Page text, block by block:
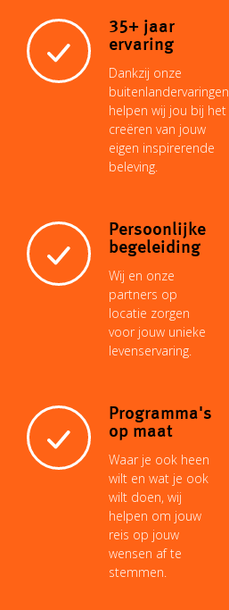
35+ jaar
ervaring
Dankzij onze
buitenlandervaringen
helpen wij jou bij het
creëren van jouw
eigen inspirerende
beleving.
Persoonlijke
begeleiding
Wij en onze
partners op
locatie zorgen
voor jouw unieke
levenservaring.
Programma's
op maat
Waar je ook heen
wilt en wat je ook
wilt doen, wij
helpen om jouw
reis op jouw
wensen af te
stemmen.